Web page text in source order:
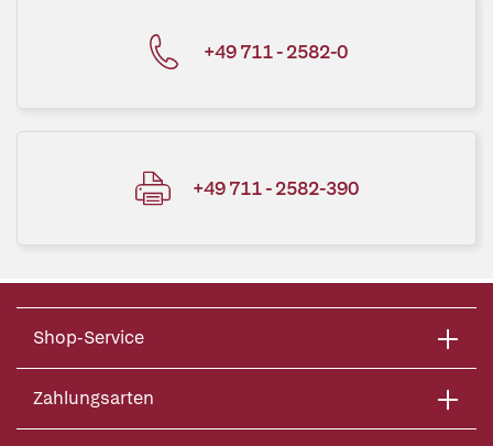
+49 711 - 2582-0
+49 711 - 2582-390
Shop-Service
Zahlungsarten